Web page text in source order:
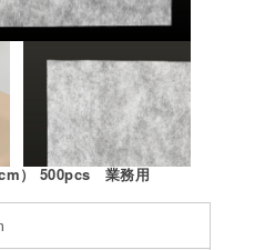
） 500pcs 業務用